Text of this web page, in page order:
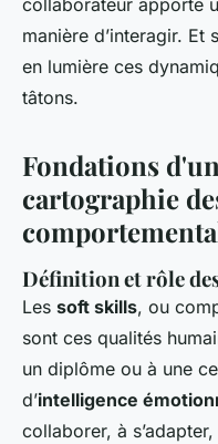
collaborateur apporte
manière d’interagir.
en lumière ces
tâtons.
Fondations
cartographie
Définition et rôle
Les soft skills, ou
sont ces qualités
un diplôme ou à une
d’intelligence
collaborer, à